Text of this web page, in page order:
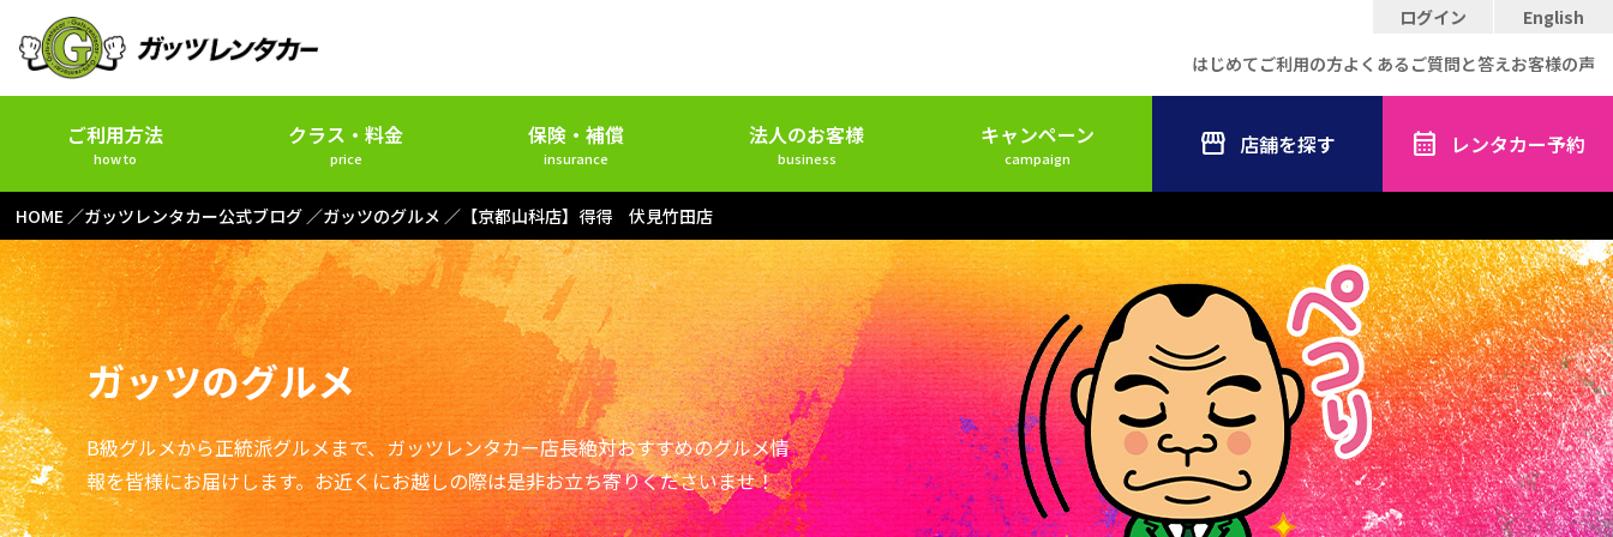
ログイン
English
はじめてご利用の方よくあるご質問と答えお客様の声
ご利用方法
how to
クラス・料金
price
保険・補償
insurance
法人のお客様
business
キャンペーン
campaign 店舗を探す レンタカー予約
HOME ガッツレンタカー公式ブログ ガッツのグルメ 【京都山科店】得得 伏見竹田店
ガッツのグルメ
B級グルメから正統派グルメまで、ガッツレンタカー店長絶対おすすめのグルメ情
報を皆様にお届けします。お近くにお越しの際は是非お立ち寄りくださいませ！